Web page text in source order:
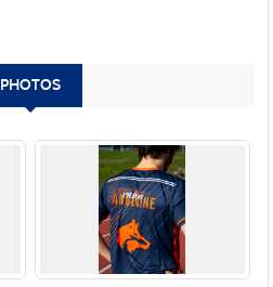
PHOTOS